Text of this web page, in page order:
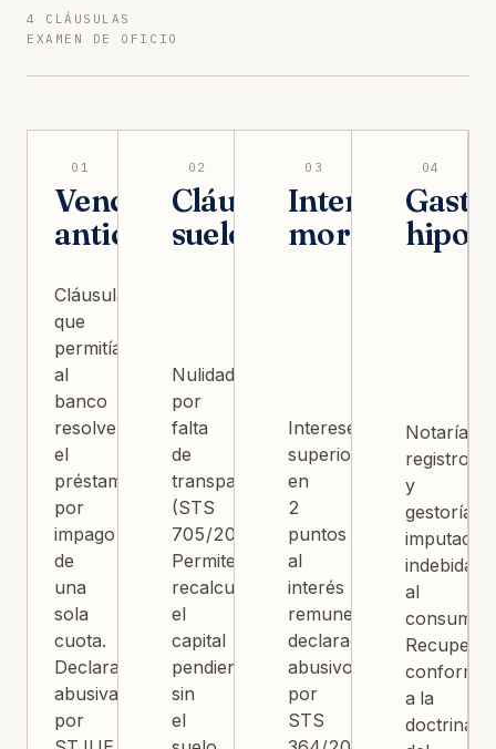
4 CLÁUSULAS
EXAMEN DE OFICIO
01
Vencimiento
anticipado
Cláusula
que
permitía
al
banco
resolver
el
préstamo
por
impago
de
una
sola
cuota.
Declarada
abusiva
por
02
Cláusula
suelo
Nulidad
por
falta
de
transparencia
(STS
705/2015).
Permite
recalcular
el
capital
pendiente
sin
el
03
Intereses
moratorios
Intereses
superiores
en
2
puntos
al
interés
remuneratorio
declarados
abusivos
por
STS
04
Notaría,
registro
y
gestoría
imputados
al
conforme
a la
doctrina